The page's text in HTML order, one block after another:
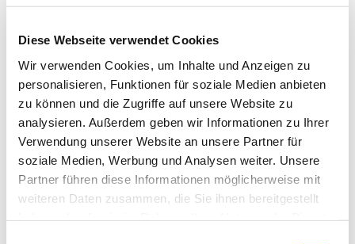
Diese Webseite verwendet Cookies
Wir verwenden Cookies, um Inhalte und Anzeigen zu
personalisieren, Funktionen für soziale Medien anbieten
zu können und die Zugriffe auf unsere Website zu
analysieren. Außerdem geben wir Informationen zu Ihrer
Verwendung unserer Website an unsere Partner für
soziale Medien, Werbung und Analysen weiter. Unsere
Partner führen diese Informationen möglicherweise mit
weiteren Daten zusammen, die Sie ihnen bereitgestellt
gemütlicher Atmosphäre, und besonders
stolz sind wir auf unseren frischen, mit
Liebe selbstgebackenen Kuchen.
Spontan, allein, verabredet mit anderen, ob
aus der Gemeinde oder aus der
Nachbarschaft – ganz egal: Wir freuen uns
auf Sie und Euch alle. Hereinspaziert und
herzlich willkommen!